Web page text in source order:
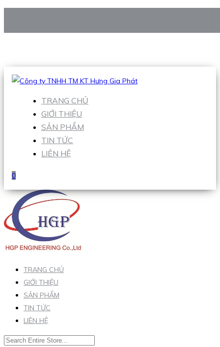
Hotline:0938 906 663
TRANG CHỦ
GIỚI THIỆU
SẢN PHẨM
TIN TỨC
LIÊN HỆ
0
TRANG CHỦ
GIỚI THIỆU
SẢN PHẨM
TIN TỨC
LIÊN HỆ